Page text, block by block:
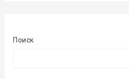
Поиск